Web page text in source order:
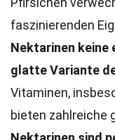
faszinierenden
Nektarinen keine
glatte Variante
Vitaminen,
bieten zahlreiche